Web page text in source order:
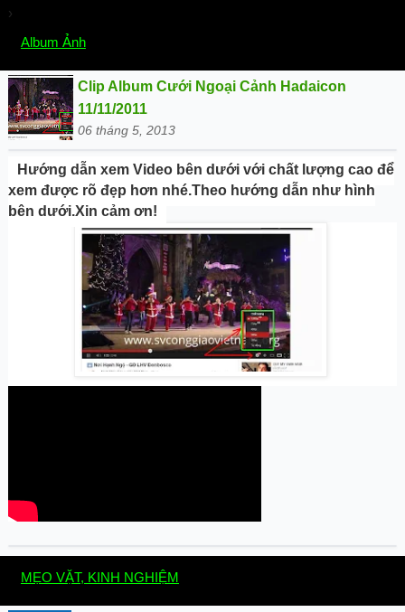
›
Album Ảnh
Clip Album Cưới Ngoại Cảnh Hadaicon
11/11/2011
06 tháng 5, 2013
Hướng dẫn xem Video bên dưới với chất lượng cao để
xem được rõ đẹp hơn nhé.Theo hướng dẫn như hình
bên dưới.Xin cảm ơn!
MẸO VẶT, KINH NGHIỆM